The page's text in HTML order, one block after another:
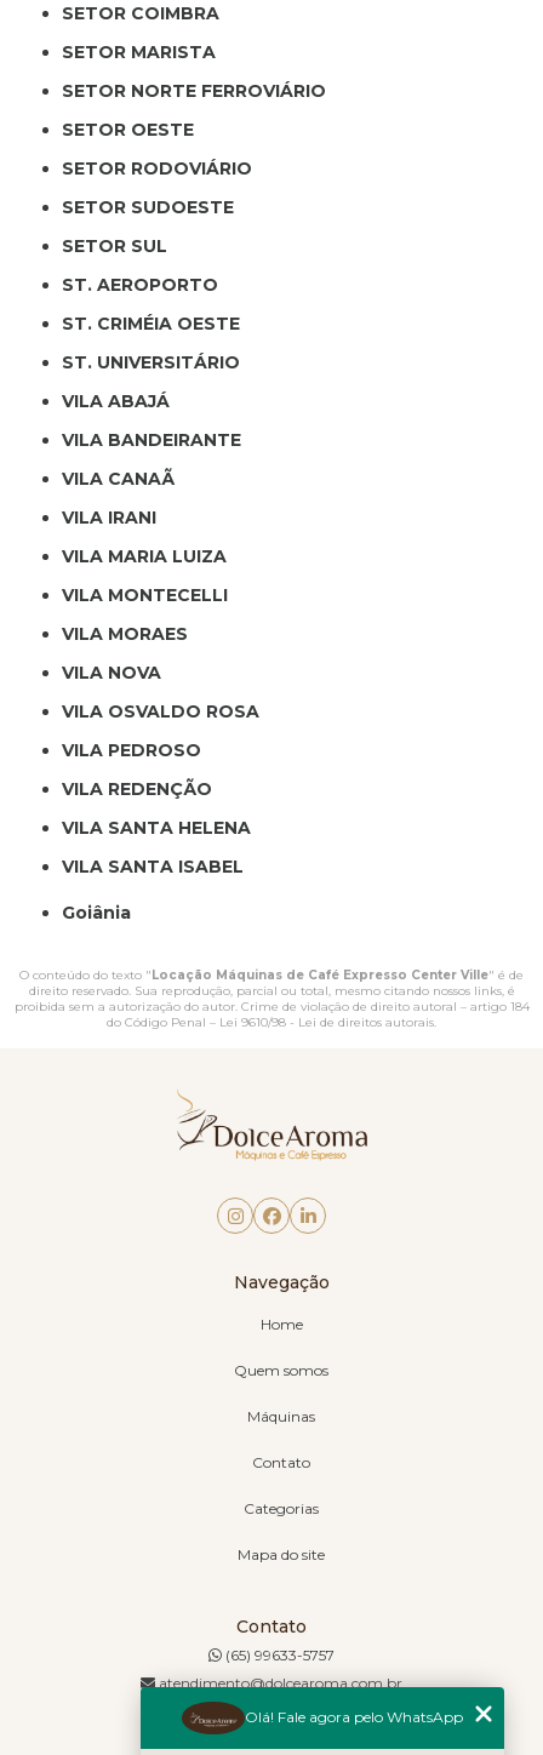
SETOR COIMBRA
SETOR MARISTA
SETOR NORTE FERROVIÁRIO
SETOR OESTE
SETOR RODOVIÁRIO
SETOR SUDOESTE
SETOR SUL
ST. AEROPORTO
ST. CRIMÉIA OESTE
ST. UNIVERSITÁRIO
VILA ABAJÁ
VILA BANDEIRANTE
VILA CANAÃ
VILA IRANI
VILA MARIA LUIZA
VILA MONTECELLI
VILA MORAES
VILA NOVA
VILA OSVALDO ROSA
VILA PEDROSO
VILA REDENÇÃO
VILA SANTA HELENA
VILA SANTA ISABEL
Goiânia
O conteúdo do texto " Locação Máquinas de Café Expresso Center Ville" é de
direito reservado. Sua reprodução, parcial ou total, mesmo citando nossos links, é
proibida sem a autorização do autor. Crime de violação de direito autoral – artigo 184
do Código Penal – Lei 9610/98 - Lei de direitos autorais.
Navegação
Home
Quem somos
Máquinas
Contato
Categorias
Mapa do site
Contato
(65) 99633-5757
atendimento@dolcearoma.com.br
Endereço
Olá! Fale agora pelo WhatsApp